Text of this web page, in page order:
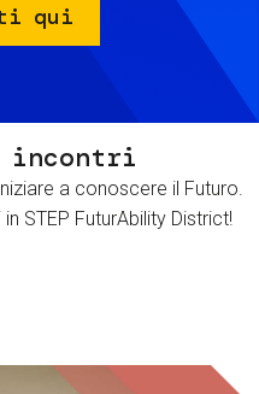
qui
incontri
a conoscere il Futuro.
STEP FuturAbility District!